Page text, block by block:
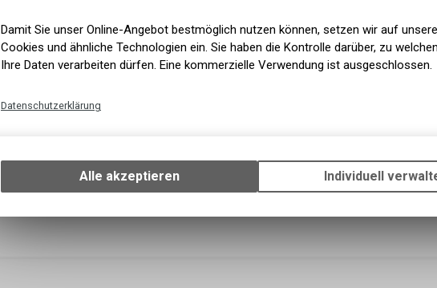
Damit Sie unser Online-Angebot bestmöglich nutzen können, setzen wir auf
Cookies und ähnliche Technologien ein. Sie haben die Kontrolle darüber, zu
Ihre Daten verarbeiten dürfen. Eine kommerzielle Verwendung ist ausgeschlossen.
Datenschutzerklärung
Ihrem Gerät, um die grundlegenden Funktionen unseres Online-
Verwendung des Warenkorbs, zu ermöglichen. Bitte beachten Sie,
zulassen.
Alle akzeptieren Individuell